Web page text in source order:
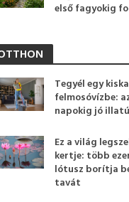
első fagyokig
Tegyél egy
felmosóvízbe:
napokig jó
Ez a világ
kertje: több
lótusz borítja
tavát